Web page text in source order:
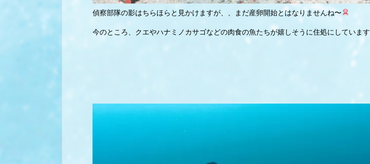
偵察部隊の影はちらほらと見かけますが、、まだ産卵開始とはなりませんね〜
今のところ、クエやハナミノカサゴなどの肉食の魚たちが嬉しそうに住処にしています